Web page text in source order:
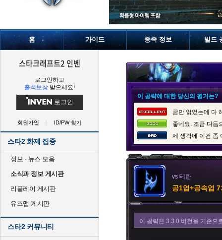
홈 가이드 종족 정보 빌드
스타크래프트2 인벤
로그인하고
출석보상 받으세요!
로그인
회원가입 ID/PW 찾기
스타2 화제 집중
정보 · 뉴스 모음
소식과 정보 게시판
리플레이 게시판
유즈맵 게시판
스타2 커뮤니티
이 공략에 대한 당신의 평가는?
글만 읽었는데 다
좋네요. 조금 다듬
제 생각에 이건 좀
vs 테란
공1업+공속업
이 공략은 3.3.0 버전을 기준으